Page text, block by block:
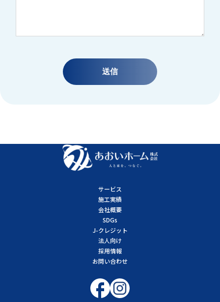
サービス
施工実績
会社概要
SDGs
J-クレジット
法人向け
採用情報
お問い合わせ